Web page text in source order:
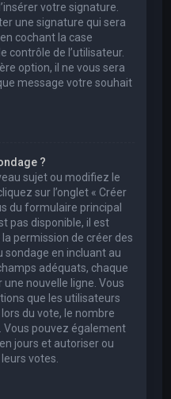
votre signature.
une signature qui sera
cochant la case
contrôle de l’utilisateur.
option, il ne vous sera
message votre souhait
?
sujet ou modifiez le
sur l’onglet « Créer
du formulaire principal
pas disponible, il est
permission de créer des
sondage en incluant au
adéquats, chaque
nouvelle ligne. Vous
que les utilisateurs
du vote, le nombre
Vous pouvez également
jours et autoriser ou
votes.